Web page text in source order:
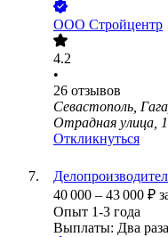
ООО Стройцентр
4.2
•
26 отзывов
Севастополь,
Отрадная улица,
Откликнуться
40 000 – 43 000 ₽
Опыт 1-3 года
Выплаты: Два